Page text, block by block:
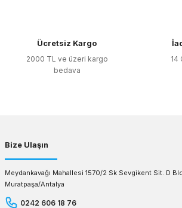
Ücretsiz Kargo
2000 TL ve üzeri kargo
bedava
14
Bize Ulaşın
Meydankavağı Mahallesi 1570/2 Sk Sevgikent Sit. D
Muratpaşa/Antalya
0242 606 18 76